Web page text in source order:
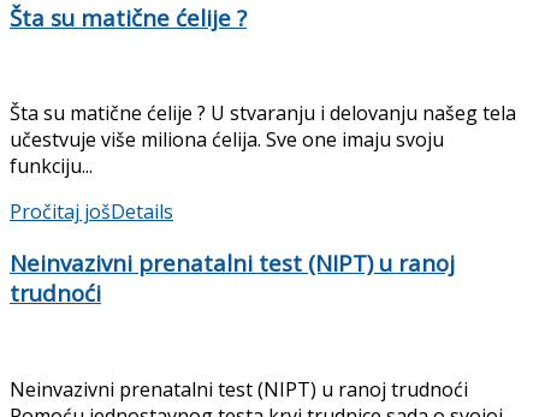
Šta su matične ćelije ?
Šta su matične ćelije ? U stvaranju i delovanju našeg tela
učestvuje više miliona ćelija. Sve one imaju svoju
funkciju...
Pročitaj jošDetails
Neinvazivni prenatalni test (NIPT) u ranoj
trudnoći
Neinvazivni prenatalni test (NIPT) u ranoj trudnoći